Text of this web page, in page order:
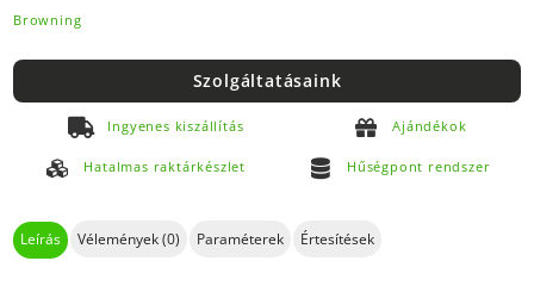
Browning
Szolgáltatásaink
Ingyenes kiszállítás Ajándékok
Hatalmas raktárkészlet Hűségpont rendszer
Leírás Vélemények (0) Paraméterek Értesítések